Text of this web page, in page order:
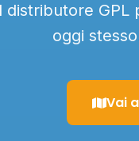
distributore GPL
oggi
Vai